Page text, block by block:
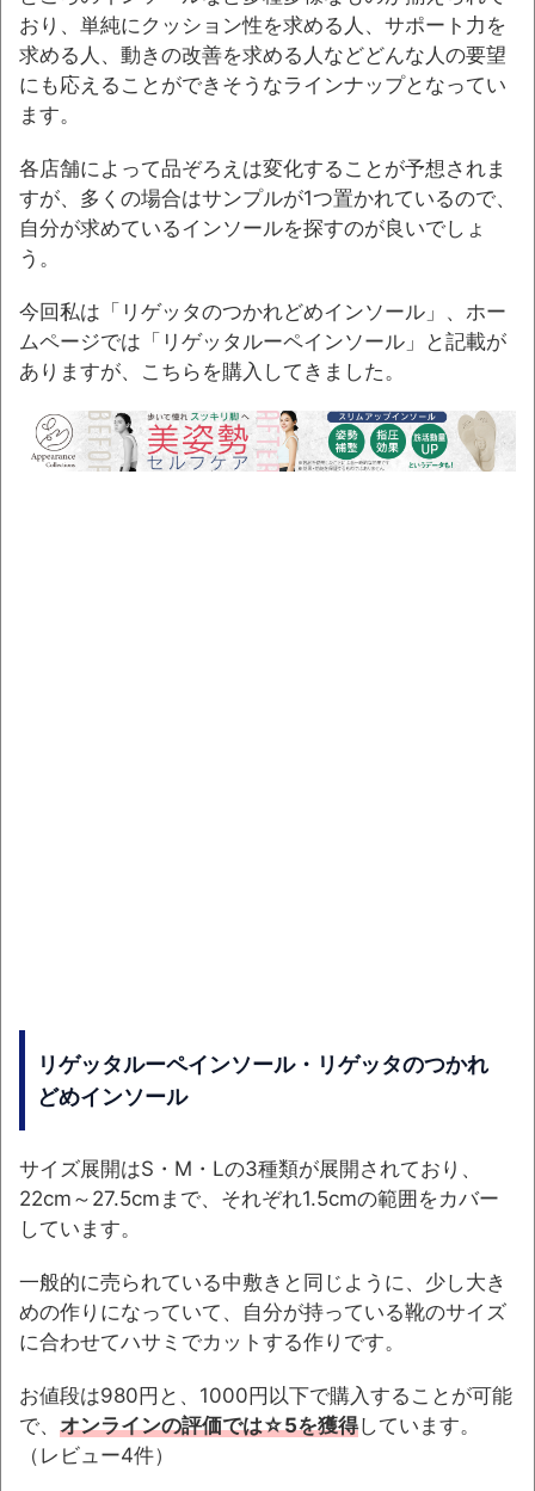
おり、単純にクッション性を求める人、サポート力を
求める人、動きの改善を求める人などどんな人の要望
にも応えることができそうなラインナップとなってい
ます。
各店舗によって品ぞろえは変化することが予想されま
すが、多くの場合はサンプルが1つ置かれているので、
自分が求めているインソールを探すのが良いでしょ
う。
今回私は「リゲッタのつかれどめインソール」、ホー
ムページでは「リゲッタルーペインソール」と記載が
ありますが、こちらを購入してきました。
リゲッタルーペインソール・リゲッタのつかれ
どめインソール
サイズ展開はS・M・Lの3種類が展開されており、
22cm～27.5cmまで、それぞれ1.5cmの範囲をカバー
しています。
一般的に売られている中敷きと同じように、少し大き
めの作りになっていて、自分が持っている靴のサイズ
に合わせてハサミでカットする作りです。
お値段は980円と、1000円以下で購入することが可能
で、 オンラインの評価では☆5を獲得しています。
（レビュー4件）